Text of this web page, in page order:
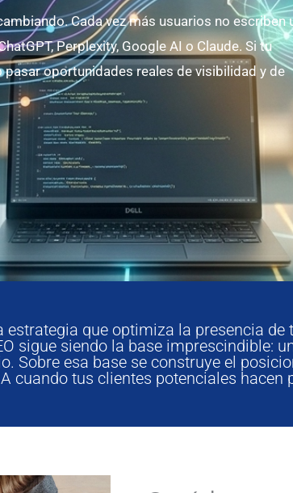
Cada vez más usuarios no escriben
Perplexity, Google AI o Claude. Si tu
oportunidades reales de visibilidad y de
estrategia que optimiza la presencia
sigue siendo la base imprescindible:
Sobre esa base se construye el
cuando tus clientes potenciales hacen